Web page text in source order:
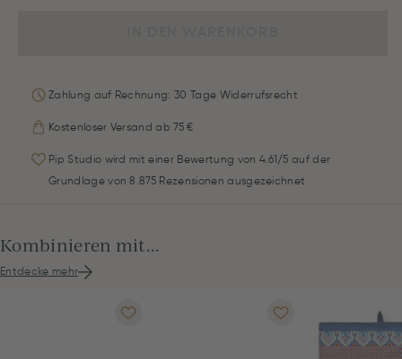
Zahlung auf Rechnung: 30 Tage Widerrufsrecht
Kostenloser Versand ab 75 €
Pip Studio wird mit einer Bewertung von 4.61/5 auf der
Grundlage von 8.875 Rezensionen ausgezeichnet
Kombinieren mit...
Entdecke mehr